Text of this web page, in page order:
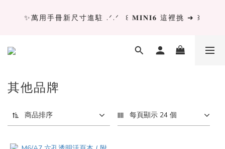
✨萬用手冊新尺寸進駐 .ᐟ.ᐟ  ꒰ 𝐌𝐈𝐍𝐈𝟔 這裡挑 ➜ ꒱
✨萬用手冊新尺寸進駐 .ᐟ.ᐟ  ꒰ 𝐌𝐈𝐍𝐈𝟔 這裡挑 ➜ ꒱
[ 𝙇𝙖 𝘿𝙤𝙡𝙘𝙚 𝙑𝙞𝙩𝙖 ] 甜蜜慢旅 系列 𝙉𝙀𝙒 𝙄𝙉 →
✨萬用手冊新尺寸進駐 .ᐟ.ᐟ  ꒰ 𝐌𝐈𝐍𝐈𝟔 這裡挑 ➜ ꒱
其他品牌
商品排序 每頁顯示 24 個